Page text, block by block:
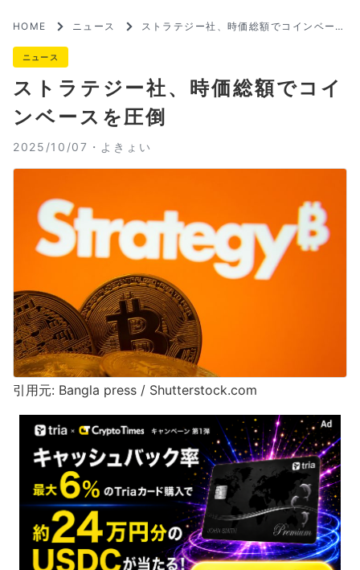
HOME ニュース
ストラテジー社、時価総額でコインベース
ニュース
ストラテジー社、時価総額でコイ
ンベースを圧倒
2025/10/07・ よきょい
引用元: Bangla press / Shutterstock.com